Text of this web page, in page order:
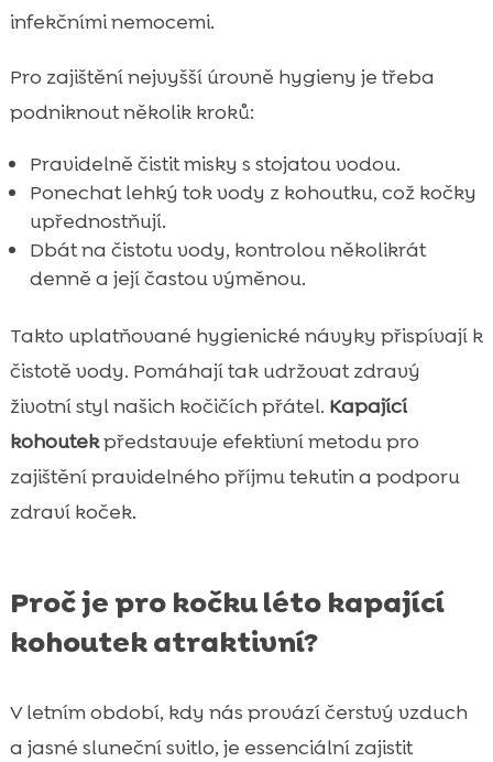
infekčními nemocemi.
Pro zajištění nejvyšší úrovně hygieny je třeba
podniknout několik kroků:
Pravidelně čistit misky s stojatou vodou.
Ponechat lehký tok vody z kohoutku, což kočky
upřednostňují.
Dbát na čistotu vody, kontrolou několikrát
denně a její častou výměnou.
Takto uplatňované hygienické návyky přispívají k
čistotě vody. Pomáhají tak udržovat zdravý
životní styl našich kočičích přátel. Kapající
kohoutekpředstavuje efektivní metodu pro
zajištění pravidelného příjmu tekutin a podporu
zdraví koček.
Proč je pro kočku léto kapající
kohoutek atraktivní?
V letním období, kdy nás provází čerstvý vzduch
a jasné sluneční svitlo, je essenciální zajistit